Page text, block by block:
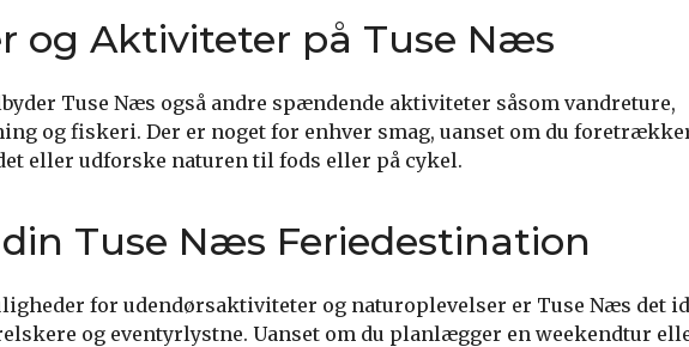
og Aktiviteter på Tuse Næs
Tuse Næs også andre spændende aktiviteter såsom vandreture,
og fiskeri. Der er noget for enhver smag, uanset om du
eller udforske naturen til fods eller på cykel.
Tuse Næs Feriedestination
for udendørsaktiviteter og naturoplevelser er Tuse Næs det
og eventyrlystne. Uanset om du planlægger en weekendtur